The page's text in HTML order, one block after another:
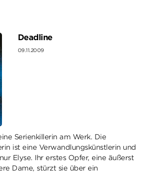
Deadline
09.11.2009
Serienkillerin am Werk. Die
ist eine Verwandlungskünstlerin und
Elyse. Ihr erstes Opfer, eine äußerst
Dame, stürzt sie über ein